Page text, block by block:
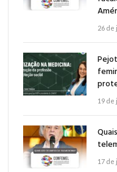
26 de
19 de
17 de